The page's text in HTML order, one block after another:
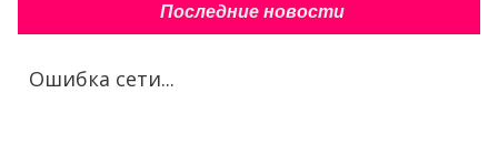
Последние новости
Ошибка сети...